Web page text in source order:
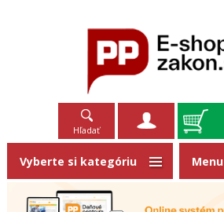
Hľadať
Vyberte si kategóriu Menu